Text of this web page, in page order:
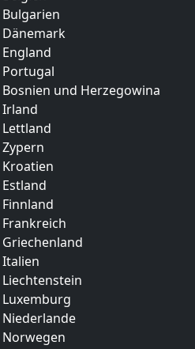
Dänemark
Portugal
und Herzegowina
Irland
Italien
Norwegen